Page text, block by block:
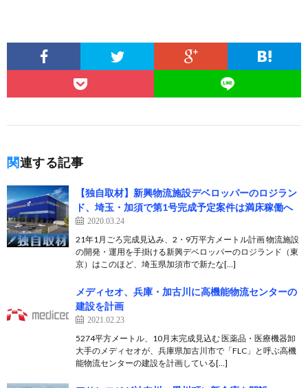
関連する記事
【独自取材】新興物流施設デベロッパーのロジラン
ド、埼玉・加須で第1号完成予定案件は満床稼働へ
2020.03.24
21年1月ごろ完成見込み、2・9万平方メートル計画 物流施設
の開発・運用を手掛ける新興デベロッパーのロジランド（東
京）はこのほど、埼玉県加須市で新たな[…]
メディセオ、兵庫・加古川に高機能物流センターの
建設を計画
2021.02.23
5274平方メートル、10月末完成見込む 医薬品・医療機器卸
大手のメディセオが、兵庫県加古川市で「FLC」と呼ぶ高機
能物流センターの建設を計画している[…]